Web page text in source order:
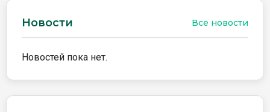
Новости Все новости
Новостей пока нет.